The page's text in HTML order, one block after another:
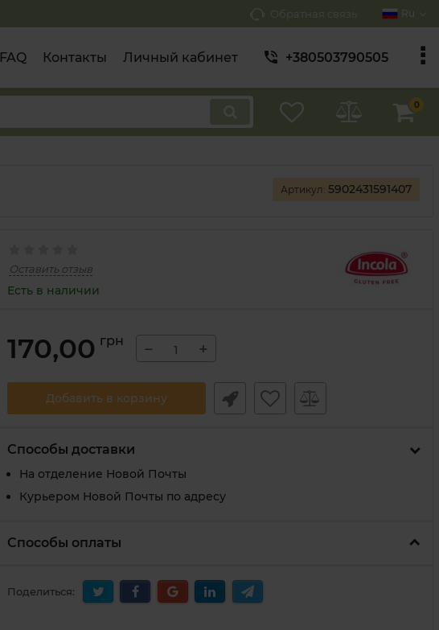
Обратная связь Ru
FAQ Контакты Личный кабинет +380503790505
0
Артикул: 5902431591407
Оставить отзыв
Есть в наличии
170,00 грн − +
Добавить в корзину
Способы доставки
На отделение Новой Почты
Курьером Новой Почты по адресу
Способы оплаты
Поделиться: